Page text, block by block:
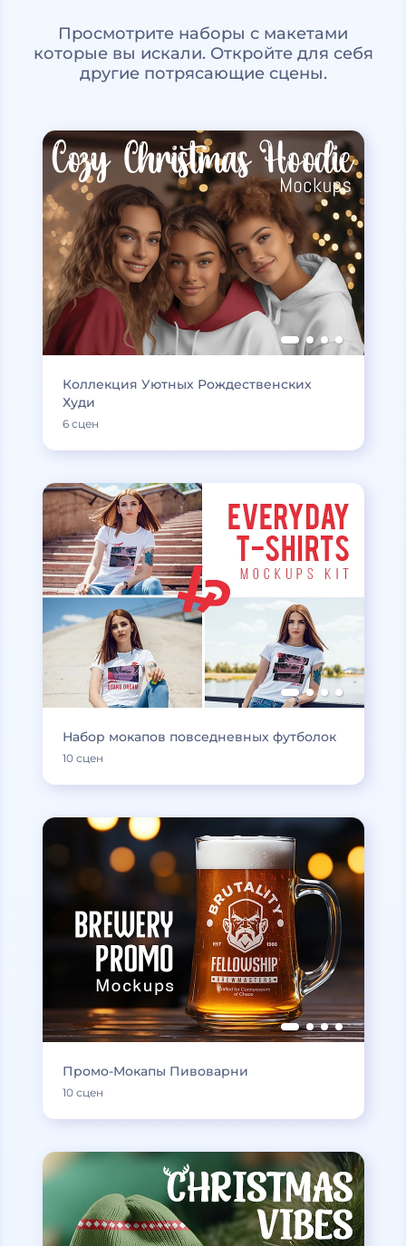
Просмотрите наборы с макетами
которые вы искали. Откройте для себя
другие потрясающие сцены.
Коллекция Уютных Рождественских
Худи
6 сцен
Набор мокапов повседневных футболок
10 сцен
Промо-Мокапы Пивоварни
10 сцен